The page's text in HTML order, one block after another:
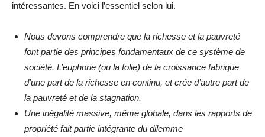
intéressantes. En voici l’essentiel selon lui.
Nous devons comprendre que la richesse et la pauvreté
font partie des principes fondamentaux de ce système de
société. L’euphorie (ou la folie) de la croissance fabrique
d’une part de la richesse en continu, et crée d’autre part de
la pauvreté et de la stagnation.
Une inégalité massive, même globale, dans les rapports de
propriété fait partie intégrante du dilemme